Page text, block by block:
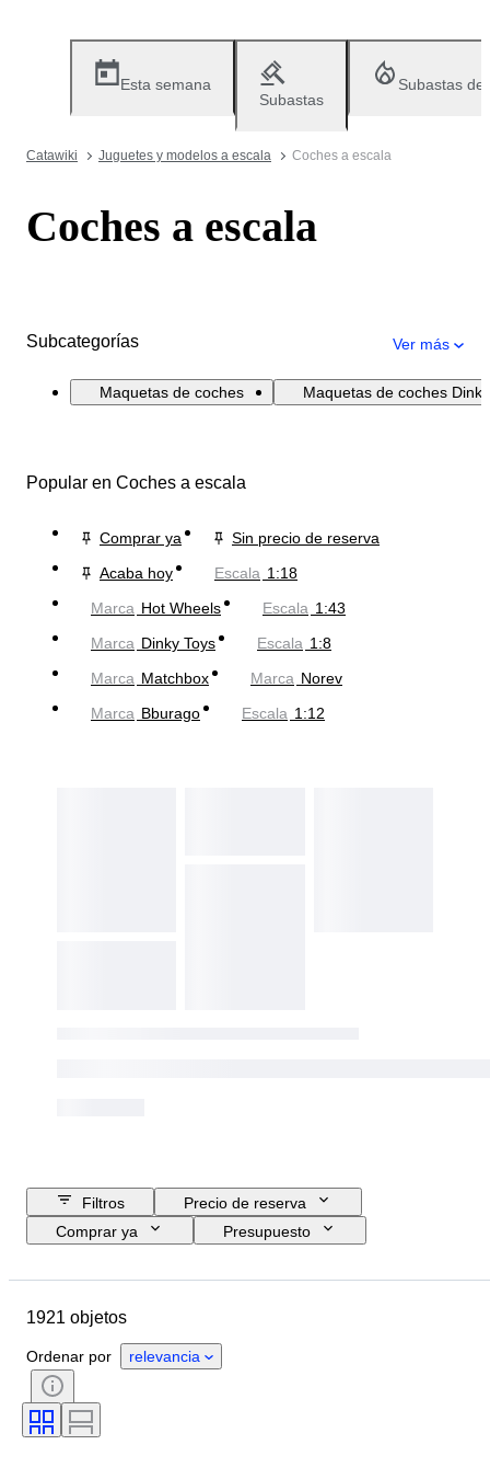
Esta semana
Subastas
Subastas
Catawiki Juguetes y modelos a escala Coches a escala
Coches a escala
Subcategorías Ver más
Maquetas de coches Maquetas de coches
Popular en Coches a escala
Comprar ya
Sin precio de reserva
Acaba hoy
Escala 1:18
Marca Hot Wheels Escala 1:43
Marca Dinky Toys Escala 1:8
Marca Matchbox Marca Norev
Marca Bburago Escala 1:12
Filtros
Precio de reserva
Comprar ya
Presupuesto
País de origen
Accesorios
Tema
Encuadernado
Edición
Escala
1921 objetos
Ordenar por relevancia